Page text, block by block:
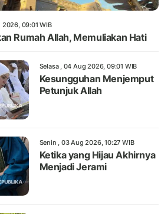
2026, 09:01 WIB
Rumah Allah, Memuliakan Hati
Selasa , 04 Aug 2026, 09:01 WIB
Kesungguhan Menjemput
Petunjuk Allah
Senin , 03 Aug 2026, 10:27 WIB
Ketika yang Hijau Akhirnya
Menjadi Jerami